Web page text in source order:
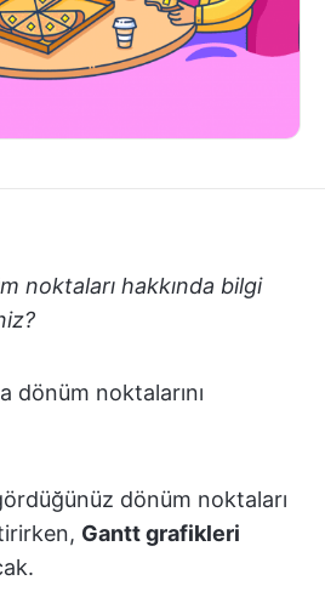
noktaları hakkında bilgi
dönüm noktalarını
dönüm noktaları
Gantt grafikleri